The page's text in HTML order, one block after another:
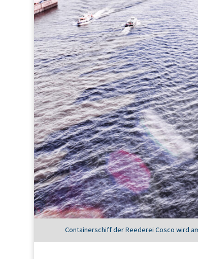
Containerschiff der Reederei Cosco wird